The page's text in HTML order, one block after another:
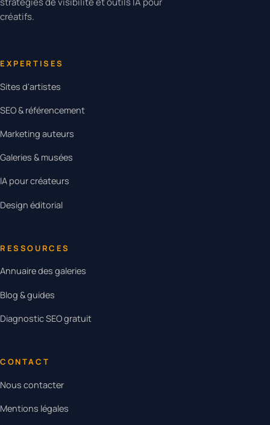
créatifs.
EXPERTISES
Sites d'artistes
SEO & référencement
Marketing auteurs
Galeries & musées
IA pour créateurs
Design éditorial
RESSOURCES
Annuaire des galeries
Blog & guides
Diagnostic SEO gratuit
CONTACT
Nous contacter
Mentions légales